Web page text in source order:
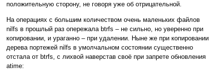
положительную сторону, не говоря уже об отрицательной.
На операциях с большим количеством очень маленьких файлов
nilfs в прошлый раз опережала btrfs – не сильно, но уверенно при
копировании, и ураганно – при удалении. Ныне же при копировании
дерева портежей nilfs в умолчальном состоянии существенно
отстала от btrfs, с лихвой наверстав своё при запрете обновления
atime: